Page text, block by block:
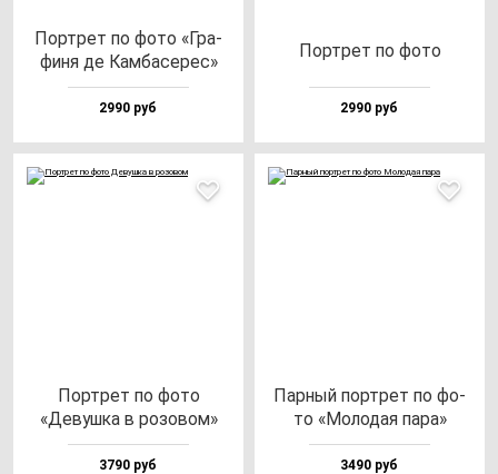
Пор­трет по фо­то «Гра­
фи­ня де Кам­ба­се­рес»
2990 руб
Пор­трет по фо­то
2990 руб
Пор­трет по фо­то
«Девуш­ка в ро­зо­вом»
3790 руб
Пар­ный пор­трет по фо­
то «Моло­дая па­ра»
3490 руб